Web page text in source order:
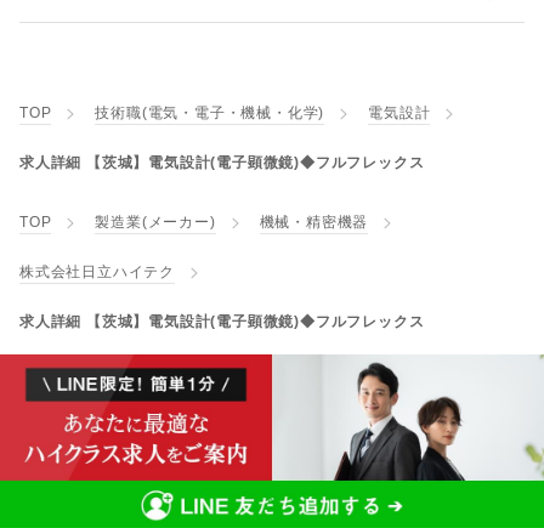
TOP 技術職(電気・電子・機械・化学) 電気設計
求人詳細 【茨城】電気設計(電子顕微鏡)◆フルフレックス
TOP 製造業(メーカー) 機械・精密機器
株式会社日立ハイテク
求人詳細 【茨城】電気設計(電子顕微鏡)◆フルフレックス